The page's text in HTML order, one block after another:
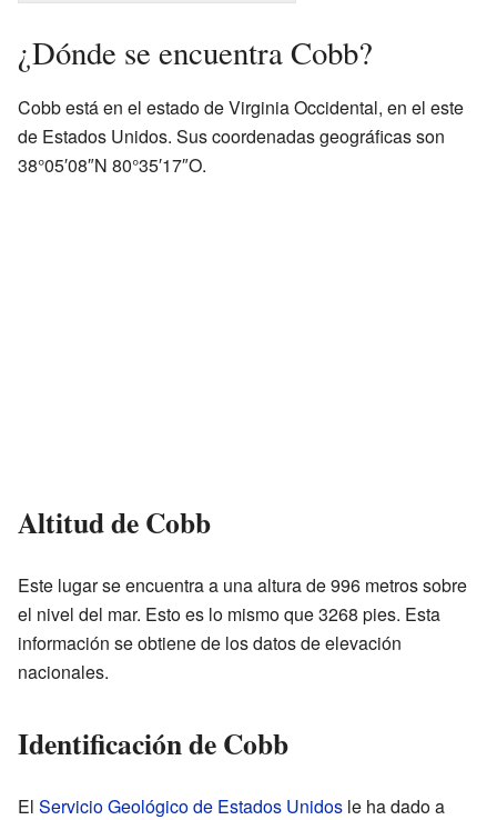
¿Dónde se encuentra Cobb?
Cobb está en el estado de Virginia Occidental, en el este
de Estados Unidos. Sus coordenadas geográficas son
38°05′08″N 80°35′17″O.
Altitud de Cobb
Este lugar se encuentra a una altura de 996 metros sobre
el nivel del mar. Esto es lo mismo que 3268 pies. Esta
información se obtiene de los datos de elevación
nacionales.
Identificación de Cobb
El Servicio Geológico de Estados Unidos le ha dado a